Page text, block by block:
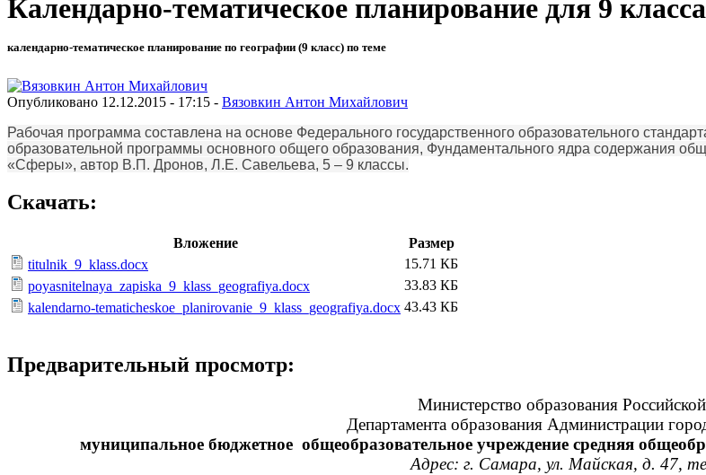
Календарно-тематическое планирование для 9
календарно-тематическое планирование по географии (9 класс) по теме
Опубликовано 12.12.2015 - 17:15 - Вязовкин Антон Михайлович
Рабочая программа составлена на основе Федерального государственного образовательного
образовательной программы основного общего образования, Фундаментального ядра содержания
«Сферы», автор В.П. Дронов, Л.Е. Савельева, 5 – 9 классы.
Скачать:
Вложение
Размер
titulnik_9_klass.docx
15.71 КБ
poyasnitelnaya_zapiska_9_klass_geografiya.docx
33.83 КБ
kalendarno-tematicheskoe_planirovanie_9_klass_geografiya.docx 43.43 КБ
Предварительный просмотр:
Министерство образования
Департамента образования Администрации
муниципальное бюджетное общеобразовательное учреждение средняя
Адрес: г. Самара, ул. Майская, д. 47,